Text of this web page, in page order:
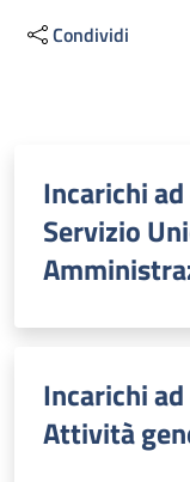
Condividi
Incarichi
Servizio
Incarichi
Attività